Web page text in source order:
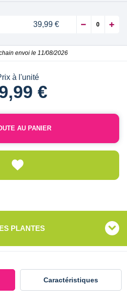
39,99 €
envoi le 11/08/2026
à l'unité
€
AU PANIER
PLANTES
Caractéristiques